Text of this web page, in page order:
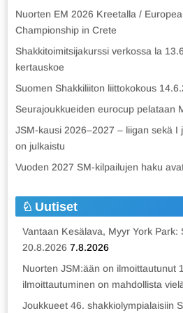
Nuorten EM 2026 Kreetalla /
Championship in Crete
Shakkitoimitsijakurssi verkossa la
kertauskoe
Suomen Shakkiliiton liittokokous
Seurajoukkueiden eurocup pelataan
JSM-kausi 2026–2027 – liigan sekä I
on julkaistu
Vuoden 2027 SM-kilpailujen haku
Uutiset
Vantaan Kesälava, Myyr York Park:
20.8.2026 7.8.2026
Nuorten JSM:ään on ilmoittautunut
ilmoittautuminen on mahdollista
Joukkueet 46. shakkiolympialaisiin